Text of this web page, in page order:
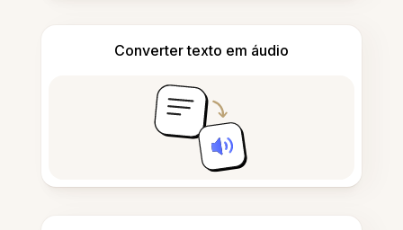
Converter texto em áudio